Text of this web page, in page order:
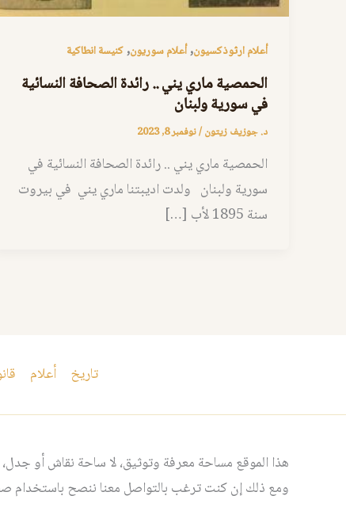
أعلام ارثوذكسيون,أعلام سوريون,كنيسة انطاكية
الحمصية ماري يني .. رائدة الصحافة النسائية
في سورية ولبنان
د. جوزيف زيتون/نوفمبر 8, 2023
الحمصية ماري يني .. رائدة الصحافة النسائية في
سورية ولبنان ولدت اديبتنا ماري يني في بيروت
سنة 1895 لأب […]
تاريخ أعلام
هذا الموقع مساحة معرفة وتوثيق، لا ساحة نقاش أو
ومع ذلك إن كنت ترغب بالتواصل معنا ننصح باستخدام